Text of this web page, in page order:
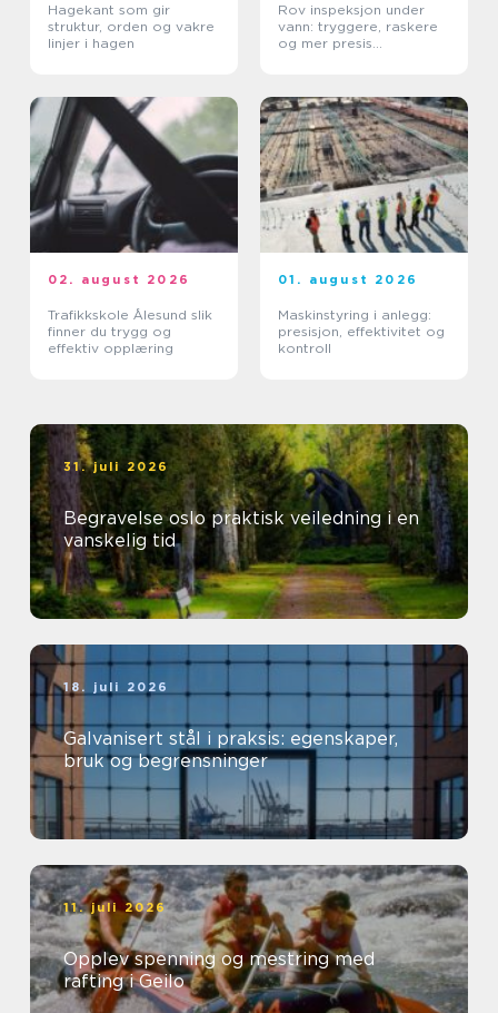
Hagekant som gir
struktur, orden og vakre
linjer i hagen
Rov inspeksjon under
vann: tryggere, raskere
og mer presis
02. august 2026
Trafikkskole Ålesund slik
finner du trygg og
effektiv opplæring
01. august 2026
Maskinstyring i anlegg:
presisjon, effektivitet og
kontroll
31. juli 2026
Begravelse oslo praktisk veiledning i en
vanskelig tid
18. juli 2026
Galvanisert stål i praksis: egenskaper,
bruk og begrensninger
11. juli 2026
Opplev spenning og mestring med
rafting i Geilo